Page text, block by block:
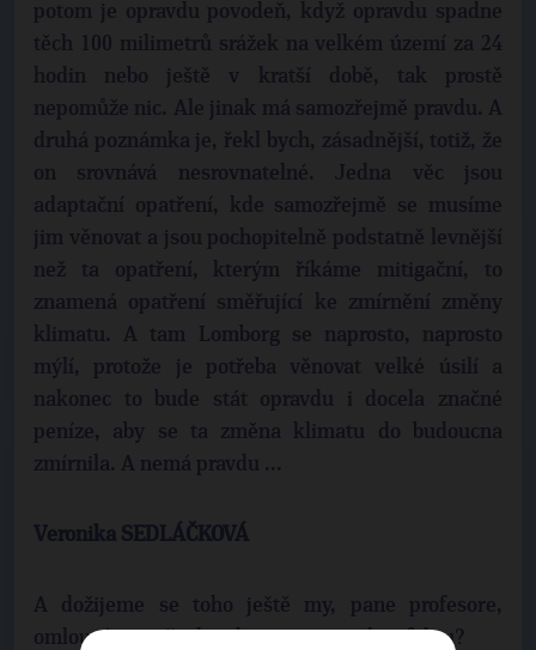
potom je opravdu povodeň, když opravdu spadne
těch 100 milimetrů srážek na velkém území za 24
hodin nebo ještě v kratší době, tak prostě
nepomůže nic. Ale jinak má samozřejmě pravdu. A
druhá poznámka je, řekl bych, zásadnější, totiž, že
on srovnává nesrovnatelné. Jedna věc jsou
adaptační opatření, kde samozřejmě se musíme
jim věnovat a jsou pochopitelně podstatně levnější
než ta opatření, kterým říkáme mitigační, to
znamená opatření směřující ke zmírnění změny
klimatu. A tam Lomborg se naprosto, naprosto
mýlí, protože je potřeba věnovat velké úsilí a
nakonec to bude stát opravdu i docela značné
peníze, aby se ta změna klimatu do budoucna
zmírnila. A nemá pravdu ...
Veronika SEDLÁČKOVÁ
A dožijeme se toho ještě my, pane profesore,
omlouvám se, že do toho vstupuji, toho efektu?